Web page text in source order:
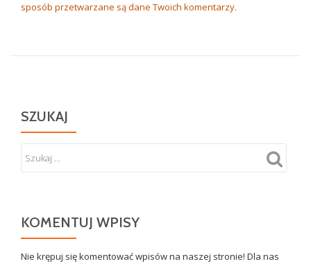
sposób przetwarzane są dane Twoich komentarzy.
SZUKAJ
KOMENTUJ WPISY
Nie krępuj się komentować wpisów na naszej stronie! Dla nas